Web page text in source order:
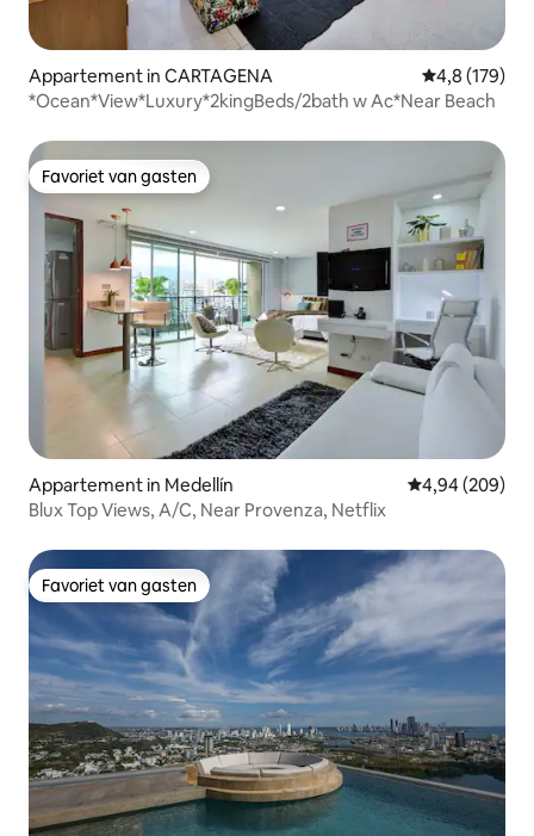
Appartement in CARTAGENA Gemiddelde
4,8 (179)
*Ocean*View*Luxury*2kingBeds/2bath w Ac*Near Beach
Favoriet van gasten
Favoriet van gasten
Appartement in Medellín Gemiddelde
4,94 (209)
Blux Top Views, A/C, Near Provenza, Netflix
Favoriet van gasten
Favoriet van gasten